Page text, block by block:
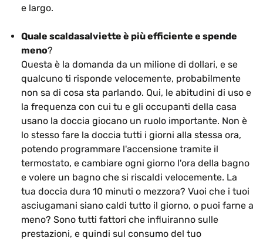
e largo.
Quale scaldasalviette è più efficiente e spende
meno?
Questa è la domanda da un milione di dollari, e se
qualcuno ti risponde velocemente, probabilmente
non sa di cosa sta parlando. Qui, le abitudini di uso e
la frequenza con cui tu e gli occupanti della casa
usano la doccia giocano un ruolo importante. Non è
lo stesso fare la doccia tutti i giorni alla stessa ora,
potendo programmare l'accensione tramite il
termostato, e cambiare ogni giorno l'ora della bagno
e volere un bagno che si riscaldi velocemente. La
tua doccia dura 10 minuti o mezzora? Vuoi che i tuoi
asciugamani siano caldi tutto il giorno, o puoi farne a
meno? Sono tutti fattori che influiranno sulle
prestazioni, e quindi sul consumo del tuo